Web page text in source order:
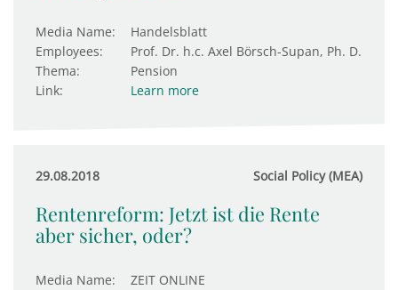
Media Name:
Handelsblatt
Employees:
Prof. Dr. h.c. Axel Börsch-Supan, Ph. D.
Thema:
Pension
Link:
Learn more
29.08.2018 Social Policy (MEA)
Rentenreform: Jetzt ist die Rente
aber sicher, oder?
Media Name:
ZEIT ONLINE